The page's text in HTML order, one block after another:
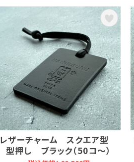
レザーチャーム スクエア型
型押し ブラック（50コ～）